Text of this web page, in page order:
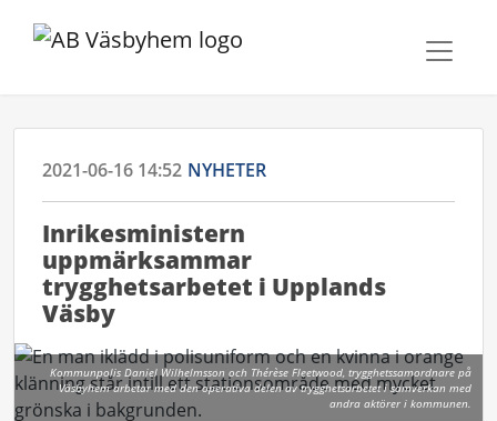
2021-06-16 14:52 NYHETER
Inrikesministern
uppmärksammar
trygghetsarbetet i Upplands
Väsby
Kommunpolis Daniel Wilhelmsson och Thérèse Fleetwood, trygghetssamordnare på
Väsbyhem arbetar med den operativa delen av trygghetsarbetet i samverkan med
andra aktörer i kommunen.